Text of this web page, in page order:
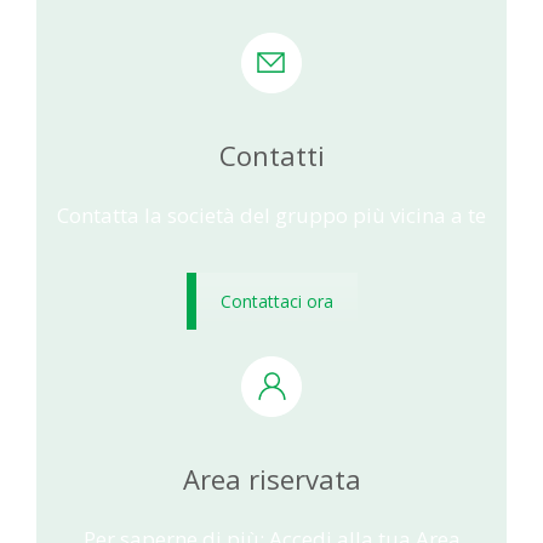
Contatti
Contatta la società del gruppo più vicina a te
Contattaci ora
Area riservata